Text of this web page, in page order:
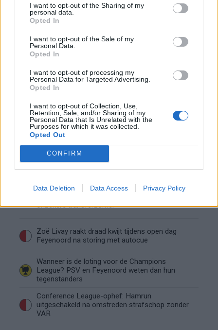
I want to opt-out of the Sharing of my
personal data.
Opted In
I want to opt-out of the Sale of my
Personal Data.
Opted In
I want to opt-out of processing my
Personal Data for Targeted Advertising.
Opted In
I want to opt-out of Collection, Use,
Retention, Sale, and/or Sharing of my
Personal Data that Is Unrelated with the
Purposes for which it was collected.
Opted Out
CONFIRM
Data Deletion Data Access Privacy Policy
Brengt Sporting Portugal Feyenoord in de
Van droomtransfer tot contractontbinding: het
openhartig over Robin van Persie
Lille geeft niet op na afwijzing: komt er nieuw
bod op Gjivai Zechiël?
Been blikt terug op historische afstraffing: "Die
schaamte voel ik nog altijd"
onzekere transferzomer
Zoë Livay raakt draad kwijt tijdens open dag
Feyenoord na storing met autocue
Wanneer is de loting voor de Champions
League? PSV en Feyenoord weten dan hun
tegenstanders
Conference League-ophef: Hamrun
uitgeschakeld na omstreden strafschop zonder
VAR